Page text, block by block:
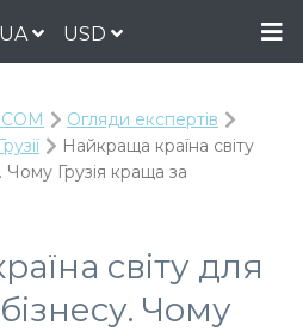
UA USD
Огляди експертів
Найкраща країна світу
Грузія краща за
світу для
Чому